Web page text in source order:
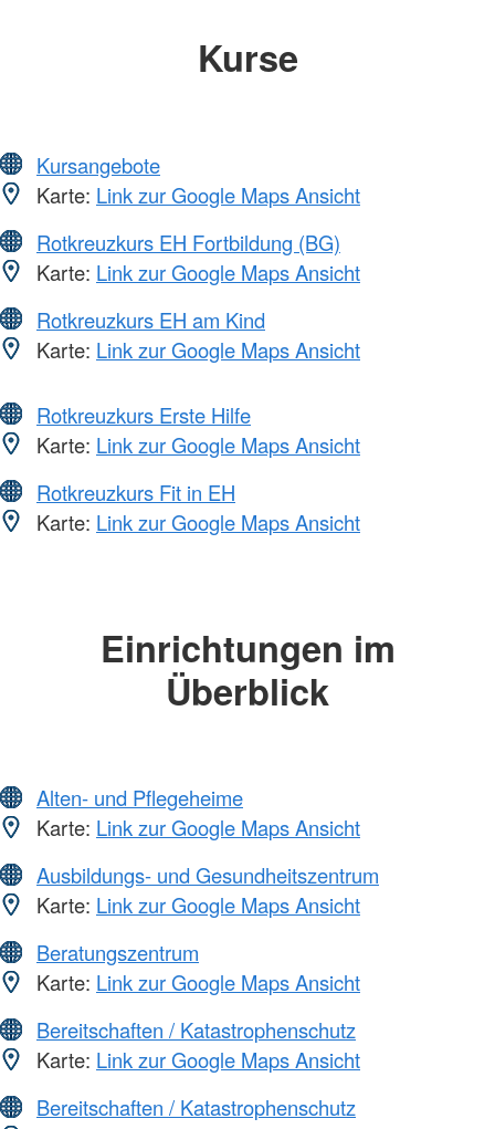
Kurse
Kursangebote
Karte: Link zur Google Maps Ansicht
Rotkreuzkurs EH Fortbildung (BG)
Karte: Link zur Google Maps Ansicht
Rotkreuzkurs EH am Kind
Karte: Link zur Google Maps Ansicht
Rotkreuzkurs Erste Hilfe
Karte: Link zur Google Maps Ansicht
Rotkreuzkurs Fit in EH
Karte: Link zur Google Maps Ansicht
Einrichtungen im
Überblick
Alten- und Pflegeheime
Karte: Link zur Google Maps Ansicht
Ausbildungs- und Gesundheitszentrum
Karte: Link zur Google Maps Ansicht
Beratungszentrum
Karte: Link zur Google Maps Ansicht
Bereitschaften / Katastrophenschutz
Karte: Link zur Google Maps Ansicht
Bereitschaften / Katastrophenschutz